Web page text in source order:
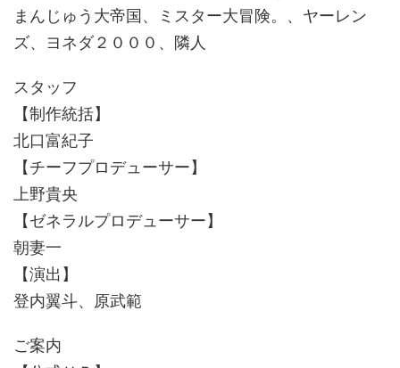
まんじゅう大帝国、ミスター大冒険。、ヤーレン
ズ、ヨネダ２０００、隣人
スタッフ
【制作統括】
北口富紀子
【チーフプロデューサー】
上野貴央
【ゼネラルプロデューサー】
朝妻一
【演出】
登内翼斗、原武範
ご案内